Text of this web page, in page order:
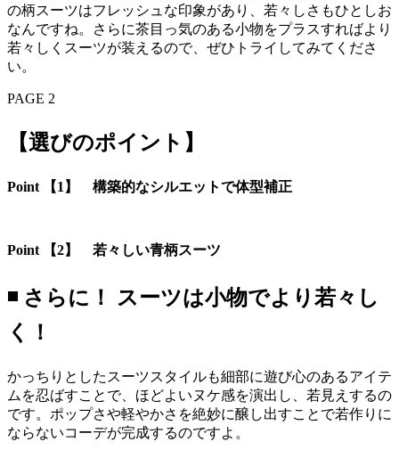
の柄スーツはフレッシュな印象があり、若々しさもひとしお
なんですね。さらに茶目っ気のある小物をプラスすればより
若々しくスーツが装えるので、ぜひトライしてみてくださ
い。
PAGE 2
【選びのポイント】
Point 【1】 構築的なシルエットで体型補正
Point 【2】 若々しい青柄スーツ
◾️ さらに！ スーツは小物でより若々し
く！
かっちりとしたスーツスタイルも細部に遊び心のあるアイテ
ムを忍ばすことで、ほどよいヌケ感を演出し、若見えするの
です。ポップさや軽やかさを絶妙に醸し出すことで若作りに
ならないコーデが完成するのですよ。